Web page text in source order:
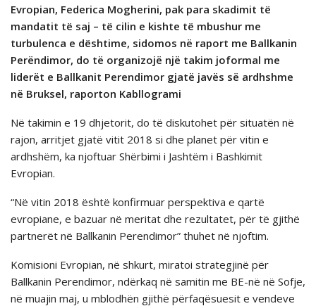
Evropian, Federica Mogherini, pak para skadimit tё
mandatit tё saj – tё cilin e kishte tё mbushur me
turbulenca e dёshtime, sidomos në raport me Ballkanin
Perëndimor, do të organizojë një takim joformal me
liderët e Ballkanit Perendimor gjatë javës së ardhshme
në Bruksel, raporton Kabllogrami
Në takimin e 19 dhjetorit, do të diskutohet për situatën në
rajon, arritjet gjatë vitit 2018 si dhe planet për vitin e
ardhshëm, ka njoftuar Shërbimi i Jashtëm i Bashkimit
Evropian.
“Në vitin 2018 është konfirmuar perspektiva e qartë
evropiane, e bazuar në meritat dhe rezultatet, për të gjithë
partnerët në Ballkanin Perendimor” thuhet në njoftim.
Komisioni Evropian, në shkurt, miratoi strategjinë për
Ballkanin Perendimor, ndërkaq në samitin me BE-në në Sofje,
në muajin maj, u mblodhën gjithë përfaqësuesit e vendeve